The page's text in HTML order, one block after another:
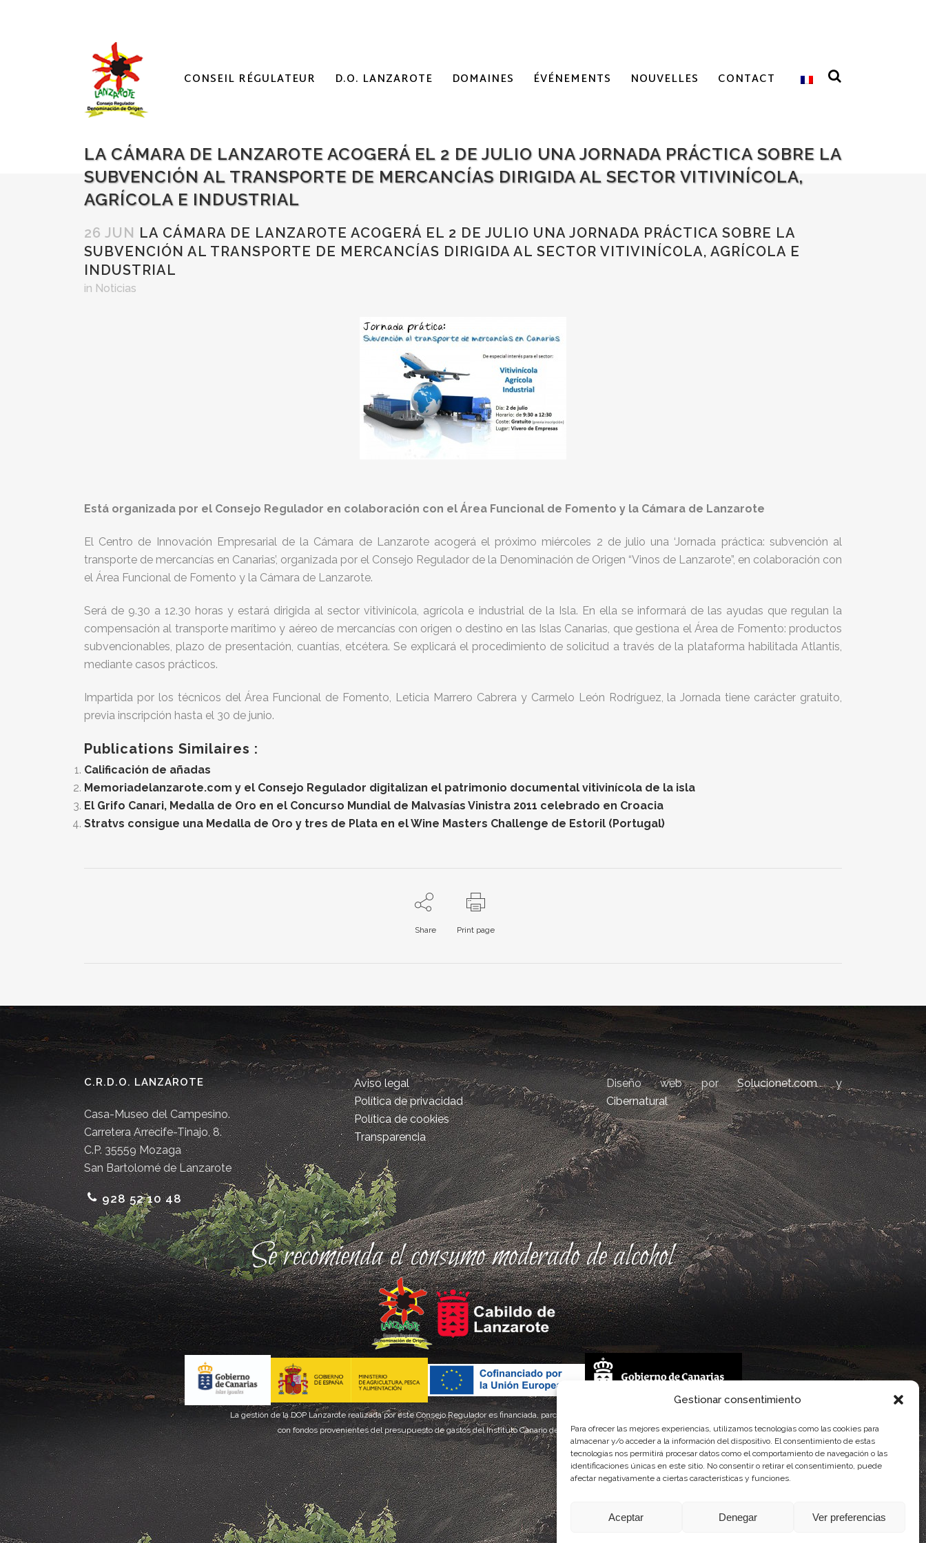
Gestionar consentimiento
Para ofrecer las mejores experiencias, utilizamos tecnologías como las cookies para
almacenar y/o acceder a la información del dispositivo. El consentimiento de estas
tecnologías nos permitirá procesar datos como el comportamiento de navegación o las
identificaciones únicas en este sitio. No consentir o retirar el consentimiento, puede
afectar negativamente a ciertas características y funciones.
Aceptar Denegar Ver preferencias
CONSEIL RÉGULATEUR D.O. LANZAROTE DOMAINES ÉVÉNEMENTS NOUVELLES CONTACT
LA CÁMARA DE LANZAROTE ACOGERÁ EL 2 DE JULIO UNA JORNADA PRÁCTICA SOBRE LA
SUBVENCIÓN AL TRANSPORTE DE MERCANCÍAS DIRIGIDA AL SECTOR VITIVINÍCOLA,
AGRÍCOLA E INDUSTRIAL
26 JUN LA CÁMARA DE LANZAROTE ACOGERÁ EL 2 DE JULIO UNA JORNADA PRÁCTICA SOBRE LA
SUBVENCIÓN AL TRANSPORTE DE MERCANCÍAS DIRIGIDA AL SECTOR VITIVINÍCOLA, AGRÍCOLA E
INDUSTRIAL
in Noticias
Está organizada por el Consejo Regulador en colaboración con el Área Funcional de Fomento y la Cámara de Lanzarote
El Centro de Innovación Empresarial de la Cámara de Lanzarote acogerá el próximo miércoles 2 de julio una ‘Jornada práctica: subvención al
transporte de mercancías en Canarias’, organizada por el Consejo Regulador de la Denominación de Origen “Vinos de Lanzarote”, en colaboración con
el Área Funcional de Fomento y la Cámara de Lanzarote.
Será de 9.30 a 12.30 horas y estará dirigida al sector vitivinícola, agrícola e industrial de la Isla. En ella se informará de las ayudas que regulan la
compensación al transporte marítimo y aéreo de mercancías con origen o destino en las Islas Canarias, que gestiona el Área de Fomento: productos
subvencionables, plazo de presentación, cuantías, etcétera. Se explicará el procedimiento de solicitud a través de la plataforma habilitada Atlantis,
mediante casos prácticos.
Impartida por los técnicos del Área Funcional de Fomento, Leticia Marrero Cabrera y Carmelo León Rodríguez, la Jornada tiene carácter gratuito,
previa inscripción hasta el 30 de junio.
Publications Similaires :
Calificación de añadas
Memoriadelanzarote.com y el Consejo Regulador digitalizan el patrimonio documental vitivinícola de la isla
El Grifo Canari, Medalla de Oro en el Concurso Mundial de Malvasías Vinistra 2011 celebrado en Croacia
Stratvs consigue una Medalla de Oro y tres de Plata en el Wine Masters Challenge de Estoril (Portugal)
Share Print page
C.R.D.O. LANZAROTE
Casa-Museo del Campesino.
Carretera Arrecife-Tinajo, 8.
C.P. 35559 Mozaga
San Bartolomé de Lanzarote
928 52 10 48
Aviso legal
Política de privacidad
Política de cookies
Transparencia
Diseño web porSolucionet.comy
Cibernatural
Se recomienda el consumo moderado de alcohol
La gestión de la DOP Lanzarote realizada por este Consejo Regulador es financiada, parcialmente, por el Gobierno de Canarias
con fondos provenientes del presupuesto de gastos del Instituto Canario de Calidad Agroalimentaria